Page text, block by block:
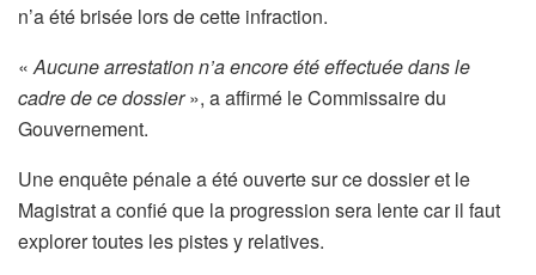
n’a été brisée lors de cette infraction.
«Aucune arrestation n’a encore été effectuée dans le
cadre de ce dossier», a affirmé le Commissaire du
Gouvernement.
Une enquête pénale a été ouverte sur ce dossier et le
Magistrat a confié que la progression sera lente car il faut
explorer toutes les pistes y relatives.